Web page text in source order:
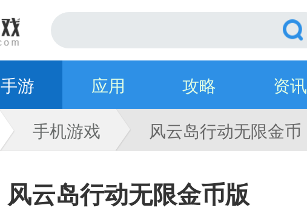
手游 应用 攻略
资讯
手机游戏
风云岛行动无限金币
风云岛行动无限金币版